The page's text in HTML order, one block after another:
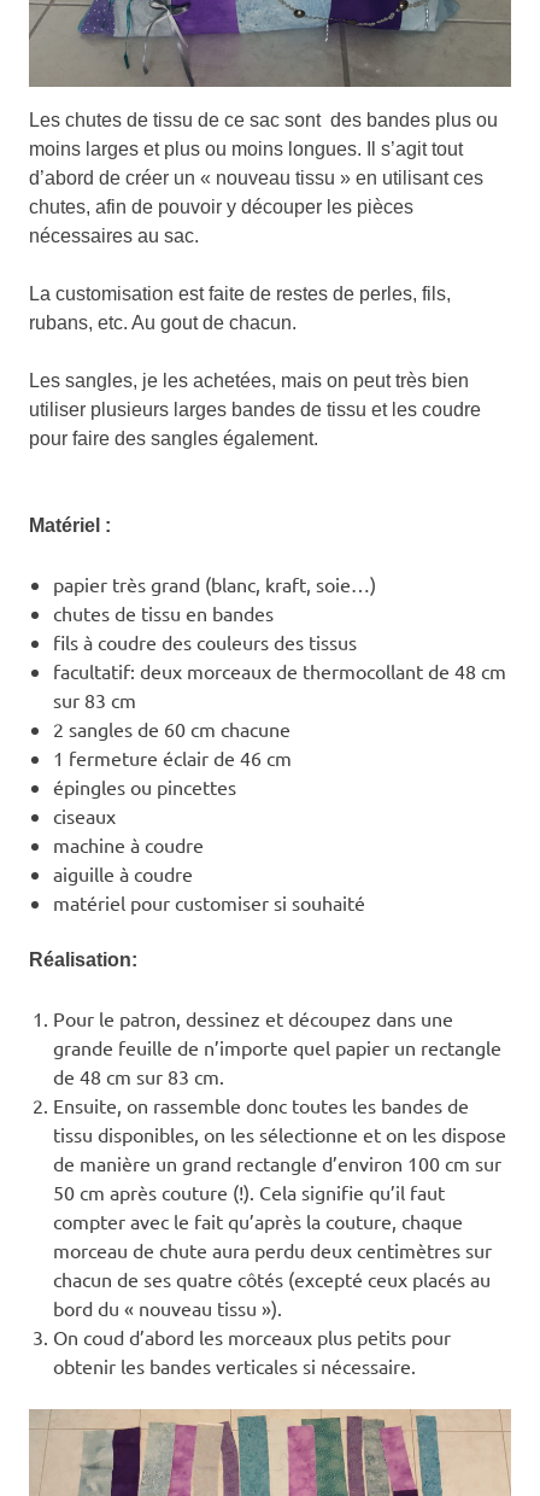
Les chutes de tissu de ce sac sont des bandes plus ou
moins larges et plus ou moins longues. Il s’agit tout
d’abord de créer un « nouveau tissu » en utilisant ces
chutes, afin de pouvoir y découper les pièces
nécessaires au sac.
La customisation est faite de restes de perles, fils,
rubans, etc. Au gout de chacun.
Les sangles, je les achetées, mais on peut très bien
utiliser plusieurs larges bandes de tissu et les coudre
pour faire des sangles également.
Matériel :
papier très grand (blanc, kraft, soie…)
chutes de tissu en bandes
fils à coudre des couleurs des tissus
facultatif: deux morceaux de thermocollant de 48 cm
sur 83 cm
2 sangles de 60 cm chacune
1 fermeture éclair de 46 cm
épingles ou pincettes
ciseaux
machine à coudre
aiguille à coudre
matériel pour customiser si souhaité
Réalisation:
Pour le patron, dessinez et découpez dans une
grande feuille de n’importe quel papier un rectangle
de 48 cm sur 83 cm.
Ensuite, on rassemble donc toutes les bandes de
tissu disponibles, on les sélectionne et on les dispose
de manière un grand rectangle d’environ 100 cm sur
50 cm après couture (!). Cela signifie qu’il faut
compter avec le fait qu’après la couture, chaque
morceau de chute aura perdu deux centimètres sur
chacun de ses quatre côtés (excepté ceux placés au
bord du « nouveau tissu »).
On coud d’abord les morceaux plus petits pour
obtenir les bandes verticales si nécessaire.